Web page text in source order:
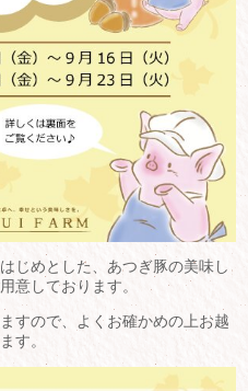
じめとした、あつぎ豚の美味し
意しております。
すので、よくお確かめの上お越
す。